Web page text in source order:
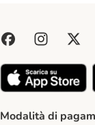
Modalità di